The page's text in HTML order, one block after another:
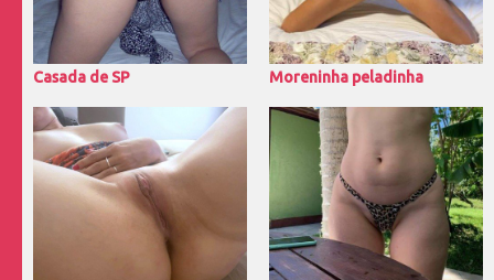
Casada de SP Moreninha peladinha